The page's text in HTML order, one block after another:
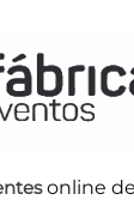
online de